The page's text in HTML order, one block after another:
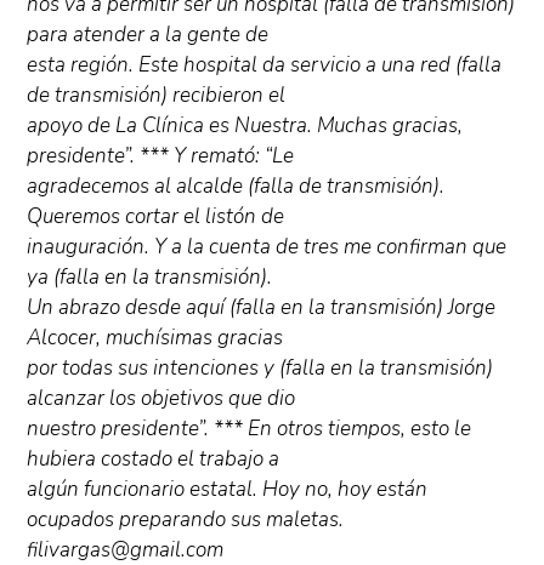
para atender a la gente de
esta región. Este hospital da servicio a una red (falla
de transmisión) recibieron el
apoyo de La Clínica es Nuestra. Muchas gracias,
presidente”. *** Y remató: “Le
agradecemos al alcalde (falla de transmisión).
Queremos cortar el listón de
inauguración. Y a la cuenta de tres me confirman que
ya (falla en la transmisión).
Un abrazo desde aquí (falla en la transmisión) Jorge
Alcocer, muchísimas gracias
por todas sus intenciones y (falla en la transmisión)
alcanzar los objetivos que dio
nuestro presidente”. *** En otros tiempos, esto le
hubiera costado el trabajo a
algún funcionario estatal. Hoy no, hoy están
ocupados preparando sus maletas.
filivargas@gmail.com